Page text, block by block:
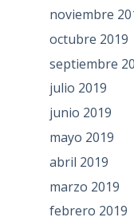
noviembre
octubre 2019
septiembre
julio 2019
junio 2019
mayo 2019
abril 2019
marzo 2019
febrero 2019